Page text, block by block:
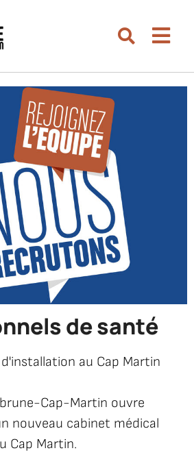
Rechercher
de santé
au Cap Martin
Cap-Martin ouvre
nouveau cabinet médical
Cap Martin.